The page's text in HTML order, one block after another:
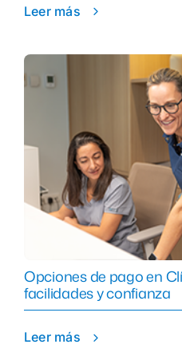
Leer más
Opciones de pago en
facilidades y confianza
Leer más